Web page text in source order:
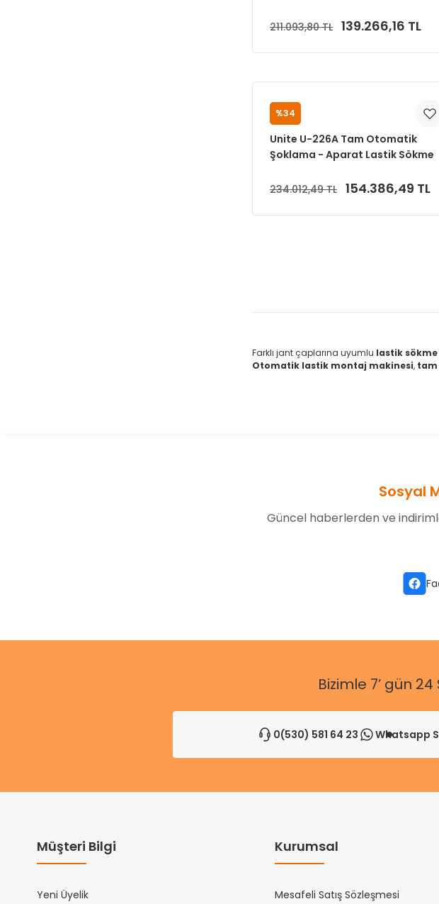
211.093,80 TL 139.266,16 TL
Sepete Ekle
%34
UNITE
Unite U-226A Tam Otomatik
Şoklama - Aparat Lastik Sökme
234.012,49 TL 154.386,49 TL
Sepete Ekle
Farklı jant çaplarına uyumlu lastik
Otomatik lastik montaj makinesi, tam
Sosyal
Güncel haberlerden ve
Bizimle 7’ gün
0(530) 581 64 23 Whatsapp
Müşteri Bilgi
Yeni Üyelik
Kurumsal
Mesafeli Satış Sözleşmesi